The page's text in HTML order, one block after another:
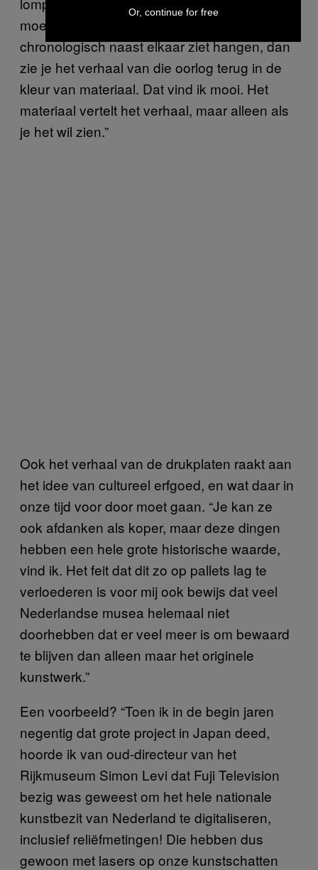
moesten verwerken. Als je de werken nu
chronologisch naast elkaar ziet hangen, dan
zie je het verhaal van die oorlog terug in de
kleur van materiaal. Dat vind ik mooi. Het
materiaal vertelt het verhaal, maar alleen als
je het wil zien.”
Ook het verhaal van de drukplaten raakt aan
het idee van cultureel erfgoed, en wat daar in
onze tijd voor door moet gaan. “Je kan ze
ook afdanken als koper, maar deze dingen
hebben een hele grote historische waarde,
vind ik. Het feit dat dit zo op pallets lag te
verloederen is voor mij ook bewijs dat veel
Nederlandse musea helemaal niet
doorhebben dat er veel meer is om bewaard
te blijven dan alleen maar het originele
kunstwerk.”
Een voorbeeld? “Toen ik in de begin jaren
negentig dat grote project in Japan deed,
hoorde ik van oud-directeur van het
Rijkmuseum Simon Levi dat Fuji Television
bezig was geweest om het hele nationale
kunstbezit van Nederland te digitaliseren,
inclusief reliëfmetingen! Die hebben dus
gewoon met lasers op onze kunstschatten
Or, continue for free